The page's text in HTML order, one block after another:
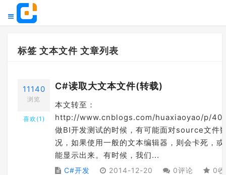
标签 文本文件 文章列表
11140
浏览
喜欢(1 )
C#读取大文本文件(转载)
本文转至：
http://www.cnblogs.com/huaxiaoyao/p/
做BI开发测试的时候，有可能面对source文件
况，如果使用一般的文本编辑器，则会卡死，
能显示出来。有时候，我们...
C#开发 2014-12-20 0评论 0